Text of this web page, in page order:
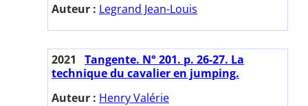
Auteur : Legrand Jean-Louis
2021
Tangente. N° 201. p. 26-27. La
technique du cavalier en jumping.
Auteur : Henry Valérie